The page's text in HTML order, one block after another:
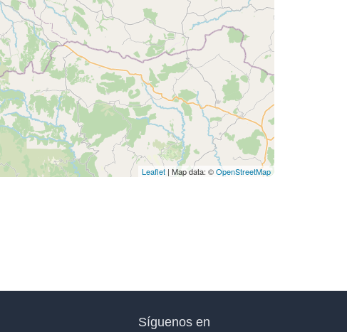
Leaflet | Map data: ©OpenStreetMap
Síguenos en